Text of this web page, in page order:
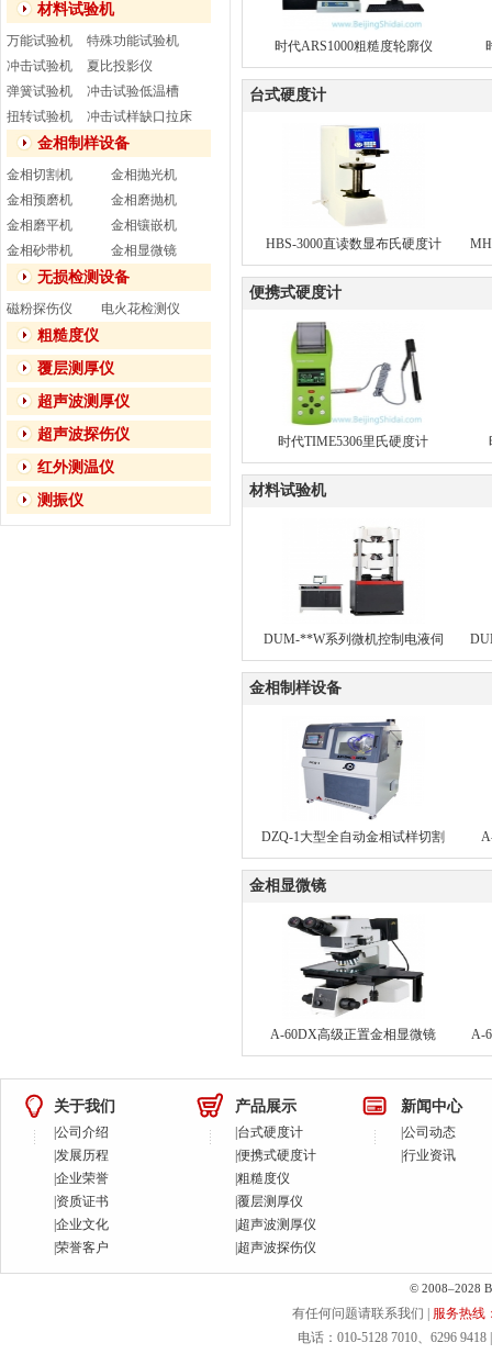
时代ARS1000粗糙度轮廓仪
台式硬度计
HBS-3000直读数显布氏硬度计
便携式硬度计
时代TIME5306里氏硬度计
材料试验机
DUM-**W系列微机控制电液伺
服万能试验机（四立柱双丝杠
能
金相制样设备
DZQ-1大型全自动金相试样切割
机
金相显微镜
A-60DX高级正置金相显微镜 A-
材料试验机
万能试验机
特殊功能试验机
冲击试验机
夏比投影仪
弹簧试验机
冲击试验低温槽
扭转试验机
冲击试样缺口拉床
金相制样设备
金相切割机
金相抛光机
金相预磨机
金相磨抛机
金相磨平机
金相镶嵌机
金相砂带机
金相显微镜
无损检测设备
磁粉探伤仪 电火花检测仪
粗糙度仪
覆层测厚仪
超声波测厚仪
超声波探伤仪
红外测温仪
测振仪
关于我们
公司介绍
发展历程
企业荣誉
资质证书
企业文化
荣誉客户
产品展示
台式硬度计
便携式硬度计
粗糙度仪
覆层测厚仪
超声波测厚仪
超声波探伤仪
新闻中心
公司动态
行业资讯
© 2008–2028
有任何问题请联系我们 | 服务热线
电话：010-5128 7010、6296 9418